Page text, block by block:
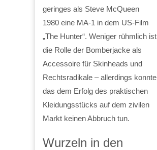
geringes als Steve McQueen
1980 eine MA-1 in dem US-Film
„The Hunter“. Weniger rühmlich ist
die Rolle der Bomberjacke als
Accessoire für Skinheads und
Rechtsradikale – allerdings konnte
das dem Erfolg des praktischen
Kleidungsstücks auf dem zivilen
Markt keinen Abbruch tun.
Wurzeln in den